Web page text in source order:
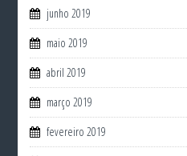
junho 2019
maio 2019
abril 2019
março 2019
fevereiro 2019